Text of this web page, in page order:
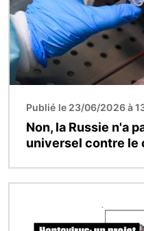
Publié le 23/06/2026 à
Non, la Russie n'a
universel contre le